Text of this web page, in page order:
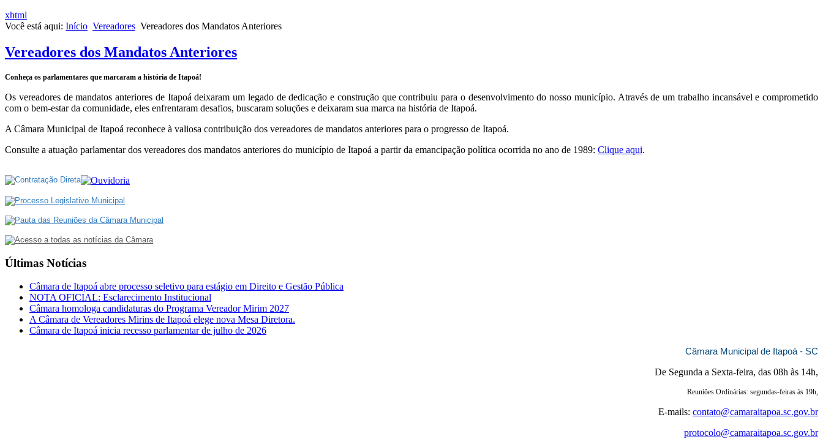
xhtml
Você está aqui: Início Vereadores Vereadores dos Mandatos Anteriores
Vereadores dos Mandatos Anteriores
Conheça os parlamentares que marcaram a história de Itapoá!
Os vereadores de mandatos anteriores de Itapoá deixaram um legado de dedicação e construção que contribuiu para o desenvolvimento do nosso município. Através de um trabalho incansável e comprometido
com o bem-estar da comunidade, eles enfrentaram desafios, buscaram soluções e deixaram sua marca na história de Itapoá.
A Câmara Municipal de Itapoá reconhece à valiosa contribuição dos vereadores de mandatos anteriores para o progresso de Itapoá.
Consulte a atuação parlamentar dos vereadores dos mandatos anteriores do município de Itapoá a partir da emancipação política ocorrida no ano de 1989: Clique aqui.
Últimas Notícias
Câmara de Itapoá abre processo seletivo para estágio em Direito e Gestão Pública
NOTA OFICIAL: Esclarecimento Institucional
Câmara homologa candidaturas do Programa Vereador Mirim 2027
A Câmara de Vereadores Mirins de Itapoá elege nova Mesa Diretora.
Câmara de Itapoá inicia recesso parlamentar de julho de 2026
Câmara Municipal de Itapoá - SC
De Segunda a Sexta-feira, das 08h às 14h,
Reuniões Ordinárias: segundas-feiras às 19h,
E-mails: contato@camaraitapoa.sc.gov.br
protocolo@camaraitapoa.sc.gov.br